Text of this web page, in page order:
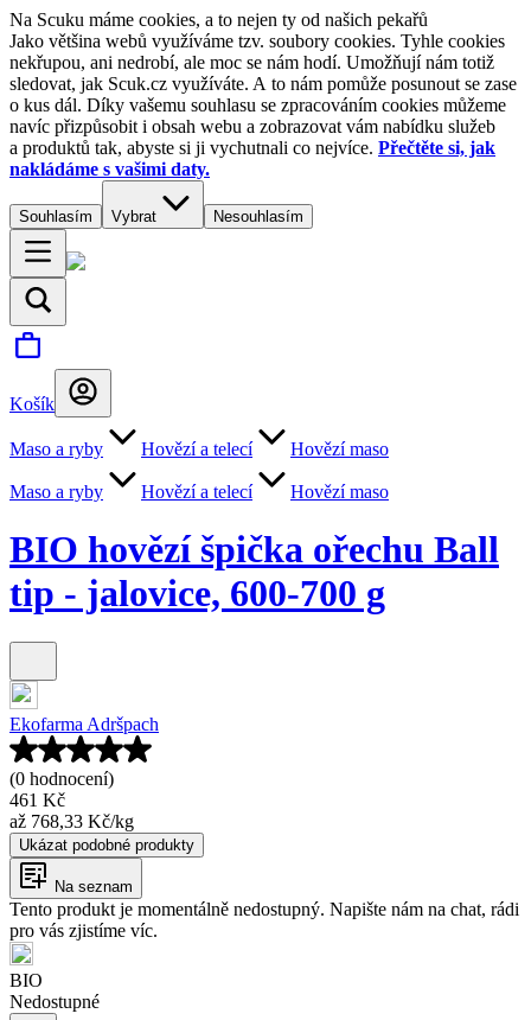
Na Scuku máme cookies, a to nejen ty od našich pekařů
Jako většina webů využíváme tzv. soubory cookies. Tyhle cookies
nekřupou, ani nedrobí, ale moc se nám hodí. Umožňují nám totiž
sledovat, jak Scuk.cz využíváte. A to nám pomůže posunout se zase
o kus dál. Díky vašemu souhlasu se zpracováním cookies můžeme
navíc přizpůsobit i obsah webu a zobrazovat vám nabídku služeb
a produktů tak, abyste si ji vychutnali co nejvíce. Přečtěte si, jak
nakládáme s vašimi daty.
Souhlasím Vybrat Nesouhlasím
Košík
Maso a ryby Hovězí a telecí Hovězí maso
Maso a ryby Hovězí a telecí Hovězí maso
BIO hovězí špička ořechu Ball
tip - jalovice, 600-700 g
Ekofarma Adršpach
(0 hodnocení)
461 Kč
až 768,33 Kč/kg
Ukázat podobné produkty
Na seznam
Tento produkt je momentálně nedostupný. Napište nám na chat, rádi
pro vás zjistíme víc.
BIO
Nedostupné